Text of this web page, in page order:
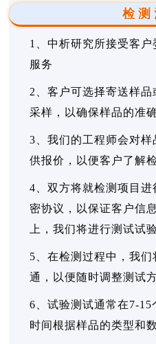
检测
1、中析研究所接受客
服务
2、客户可选择寄送样
采样，以确保样品的准
3、我们的工程师会对
供报价，以便客户了解
4、双方将就检测项目
密协议，以保证客户信
上，我们将进行测试试
5、在检测过程中，我
通，以便随时调整测试
6、试验测试通常在7-
时间根据样品的类型和